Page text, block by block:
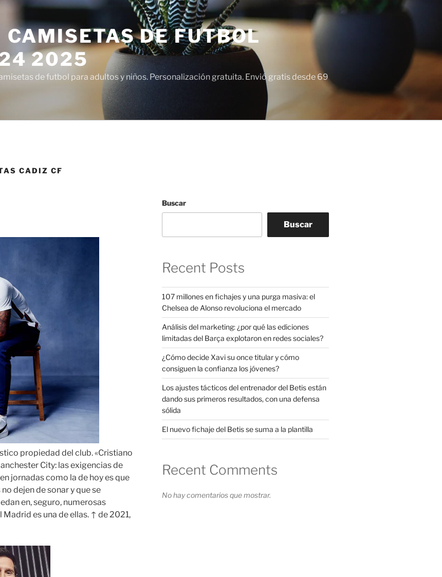
CAMISETAS DE FUTBOL
2025
de futbol para adultos y niños. Personalización gratuita. Envió gratis desde 69
CADIZ CF
propiedad del club. «Cristiano
City: las exigencias de
jornadas como la de hoy es que
dejen de sonar y que se
en, seguro, numerosas
es una de ellas. ↑ de 2021,
Buscar
Buscar
Recent Posts
107 millones en fichajes y una purga masiva: el
Chelsea de Alonso revoluciona el mercado
Análisis del marketing: ¿por qué las ediciones
limitadas del Barça explotaron en redes sociales?
¿Cómo decide Xavi su once titular y cómo
consiguen la confianza los jóvenes?
Los ajustes tácticos del entrenador del Betis están
dando sus primeros resultados, con una defensa
sólida
El nuevo fichaje del Betis se suma a la plantilla
Recent Comments
No hay comentarios que mostrar.